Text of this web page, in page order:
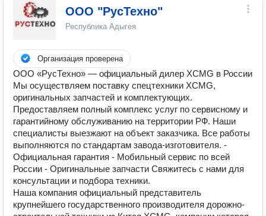
ООО "РусТехно"
Республика Адыгея
Организация проверена
ООО «РусТехно» — официальный дилер XCMG в России
Мы осуществляем поставку спецтехники XCMG,
оригинальных запчастей и комплектующих.
Предоставляем полный комплекс услуг по сервисному и
гарантийному обслуживанию на территории РФ. Наши
специалисты выезжают на объект заказчика. Все работы
выполняются по стандартам завода-изготовителя. -
Официальная гарантия - Мобильный сервис по всей
России - Оригинальные запчасти Свяжитесь с нами для
консультации и подбора техники.
Наша компания официальный представитель
крупнейшего государственного производителя дорожно-